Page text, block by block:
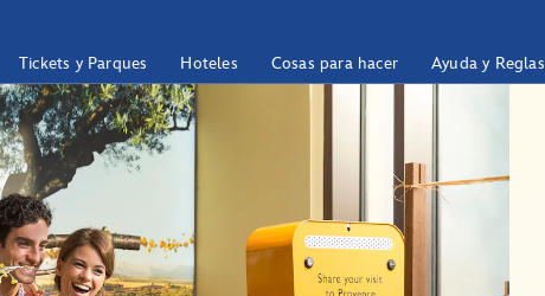
Tickets y Parques Hoteles Cosas para hacer Ayuda y Reglas